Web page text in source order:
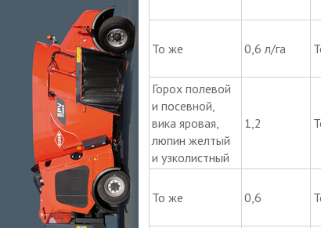
То же 0,6 л/га
Горох полевой
и посевной,
вика яровая,
люпин желтый
и узколистный
1,2
То же 0,6